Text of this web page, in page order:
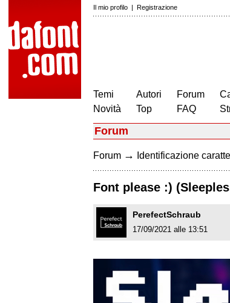
Il mio profilo | Registrazione
Temi
Novità
Autori
Top
Forum
FAQ
Forum
Forum → Identificazione
Font please :)
PerefectSchraub
17/09/2021 alle 13:51